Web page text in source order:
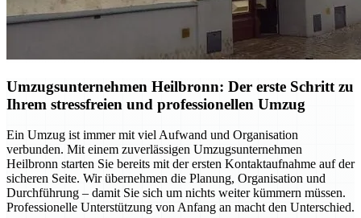
Umzugsunternehmen Heilbronn: Der erste Schritt zu
Ihrem stressfreien und professionellen Umzug
Ein Umzug ist immer mit viel Aufwand und Organisation
verbunden. Mit einem zuverlässigen Umzugsunternehmen
Heilbronn starten Sie bereits mit der ersten Kontaktaufnahme auf der
sicheren Seite. Wir übernehmen die Planung, Organisation und
Durchführung – damit Sie sich um nichts weiter kümmern müssen.
Professionelle Unterstützung von Anfang an macht den Unterschied.